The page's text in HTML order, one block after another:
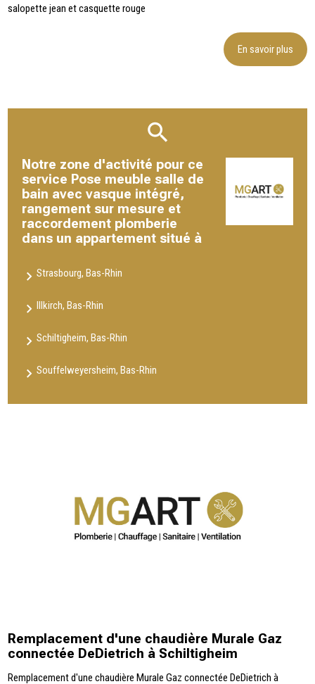
salopette jean et casquette rouge
En savoir plus
Notre zone d'activité pour ce
service Pose meuble salle de
bain avec vasque intégré,
rangement sur mesure et
raccordement plomberie
dans un appartement situé à
Strasbourg, Bas-Rhin
Illkirch, Bas-Rhin
Schiltigheim, Bas-Rhin
Souffelweyersheim, Bas-Rhin
Remplacement d'une chaudière Murale Gaz
connectée DeDietrich à Schiltigheim
Remplacement d'une chaudière Murale Gaz connectée DeDietrich à